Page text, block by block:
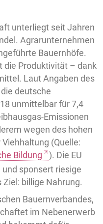
unterliegt seit Jahren
Agrarunternehmen
Bauernhöfe.
die Produktivität – dank
Laut Angaben des
deutsche
unmittelbar für 7,4
Emissionen
wegen des hohen
(Quelle:
Bildung
). Die EU
sponsert riesige
billige Nahrung.
Bauernverbandes,
im Nebenerwerb